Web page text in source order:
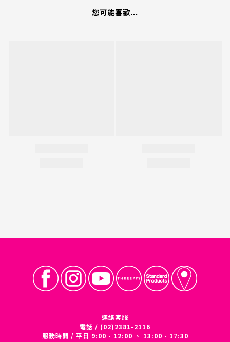
您可能喜歡...
連絡客服
電話 / (02)2381-2116
服務時間 / 平日 9:00 - 12:00 、 13:00 - 17:30